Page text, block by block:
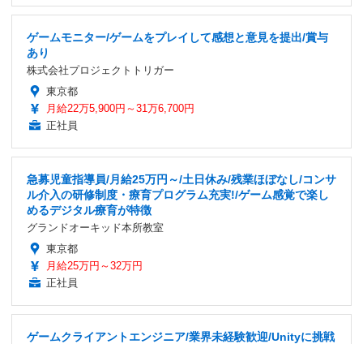
ゲームモニター/ゲームをプレイして感想と意見を提出/賞与
あり
株式会社プロジェクトトリガー
東京都
月給22万5,900円～31万6,700円
正社員
急募児童指導員/月給25万円～/土日休み/残業ほぼなし/コンサ
ル介入の研修制度・療育プログラム充実!/ゲーム感覚で楽し
めるデジタル療育が特徴
グランドオーキッド本所教室
東京都
月給25万円～32万円
正社員
ゲームクライアントエンジニア/業界未経験歓迎/Unityに挑戦